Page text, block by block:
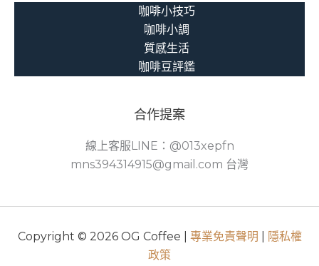
咖啡小技巧
咖啡小調
質感生活
咖啡豆評鑑
合作提案
線上客服LINE：@013xepfn
mns394314915@gmail.com 台灣
Copyright © 2026 OG Coffee | 專業免責聲明
隱私權
政策